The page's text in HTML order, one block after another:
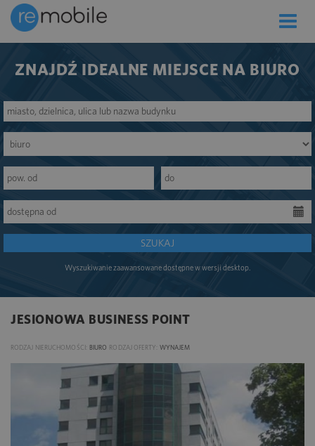
Toggle
ZNAJDŹ IDEALNE MIEJSCE NA BIURO
SZUKAJ
Wyszukiwanie zaawansowane dostępne w wersji desktop.
JESIONOWA BUSINESS POINT
RODZAJ NIERUCHOMOŚCI: BIURO RODZAJ OFERTY: WYNAJEM